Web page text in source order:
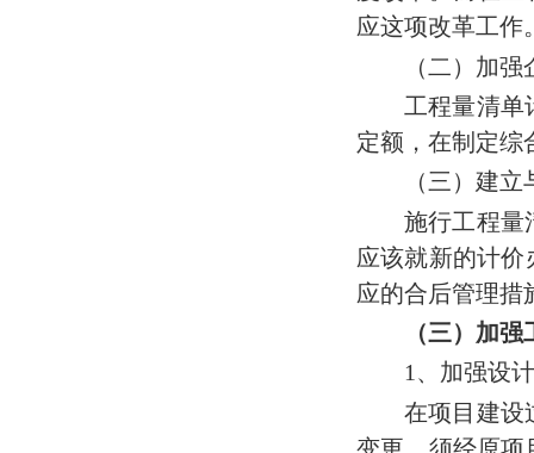
应这项改革工作
（二）加
工程量清单
定额，在制定综
（三）建
施行工程量
应该就新的计
应的合后管理措
（三）加
1 、加强设
在项目建设
变更，须经原项